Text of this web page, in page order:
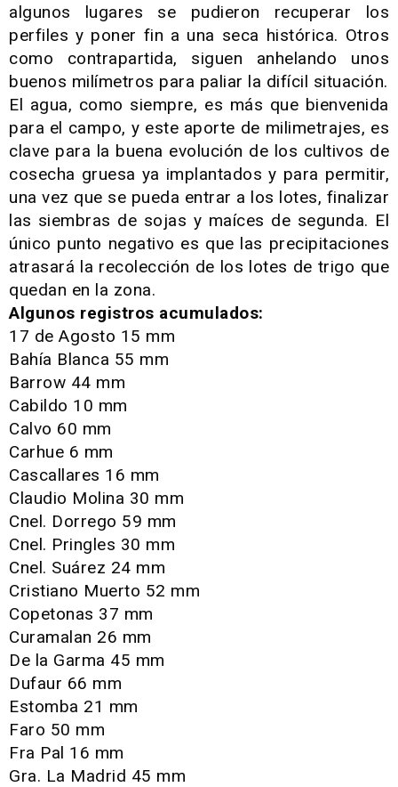
algunos lugares se pudieron recuperar los
perfiles y poner fin a una seca histórica. Otros
como contrapartida, siguen anhelando unos
buenos milímetros para paliar la difícil situación.
El agua, como siempre, es más que bienvenida
para el campo, y este aporte de milimetrajes, es
clave para la buena evolución de los cultivos de
cosecha gruesa ya implantados y para permitir,
una vez que se pueda entrar a los lotes, finalizar
las siembras de sojas y maíces de segunda. El
único punto negativo es que las precipitaciones
atrasará la recolección de los lotes de trigo que
quedan en la zona.
Algunos registros acumulados:
17 de Agosto 15 mm
Bahía Blanca 55 mm
Barrow 44 mm
Cabildo 10 mm
Calvo 60 mm
Carhue 6 mm
Cascallares 16 mm
Claudio Molina 30 mm
Cnel. Dorrego 59 mm
Cnel. Pringles 30 mm
Cnel. Suárez 24 mm
Cristiano Muerto 52 mm
Copetonas 37 mm
Curamalan 26 mm
De la Garma 45 mm
Dufaur 66 mm
Estomba 21 mm
Faro 50 mm
Fra Pal 16 mm
Gra. La Madrid 45 mm